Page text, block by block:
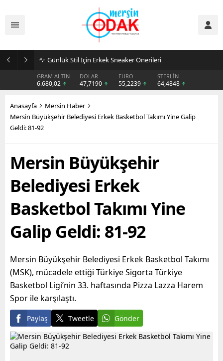
Günlük Stil İçin Erkek Sneaker Önerileri
GRAM ALTIN
6.680,02
DOLAR
47,7190
EURO
55,2239
STERLİN
64,4848
Anasayfa
Mersin Haber
Mersin Büyükşehir Belediyesi Erkek Basketbol Takımı Yine Galip
Geldi: 81-92
Mersin Büyükşehir
Belediyesi Erkek
Basketbol Takımı Yine
Galip Geldi: 81-92
Mersin Büyükşehir Belediyesi Erkek Basketbol Takımı
(MSK), mücadele ettiği Türkiye Sigorta Türkiye
Basketbol Ligi’nin 33. haftasında Pizza Lazza Harem
Spor ile karşılaştı.
Paylaş Tweetle Gönder